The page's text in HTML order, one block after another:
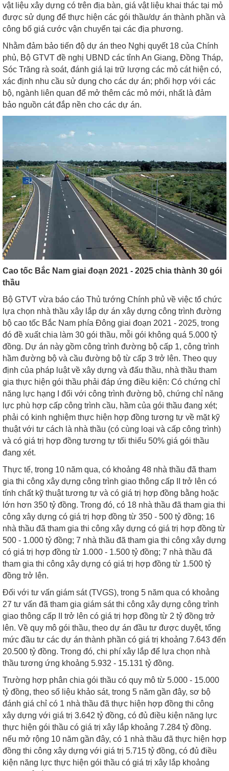
vật liệu xây dựng có trên địa bàn, giá vật liệu khai thác tại mỏ
được sử dụng để thực hiện các gói thầu/dự án thành phần và
công bố giá cước vận chuyển tại các địa phương.
Nhằm đảm bảo tiến độ dự án theo Nghị quyết 18 của Chính
phủ, Bộ GTVT đề nghị UBND các tỉnh An Giang, Đồng Tháp,
Sóc Trăng rà soát, đánh giá lại trữ lượng các mỏ cát hiện có,
xác định nhu cầu sử dụng cho các dự án; phối hợp với các
bộ, ngành liên quan để mở thêm các mỏ mới, nhất là đảm
bảo nguồn cát đắp nền cho các dự án.
Cao tốc Bắc Nam giai đoạn 2021 - 2025 chia thành 30 gói
thầu
Bộ GTVT vừa báo cáo Thủ tướng Chính phủ về việc tổ chức
lựa chọn nhà thầu xây lắp dự án xây dựng công trình đường
bộ cao tốc Bắc Nam phía Đông giai đoạn 2021 - 2025, trong
đó đề xuất chia làm 30 gói thầu, mỗi gói không quá 5.000 tỷ
đồng. Dự án này gồm công trình đường bộ cấp 1, công trình
hầm đường bộ và cầu đường bộ từ cấp 3 trở lên. Theo quy
định của pháp luật về xây dựng và đấu thầu, nhà thầu tham
gia thực hiện gói thầu phải đáp ứng điều kiện: Có chứng chỉ
năng lực hạng I đối với công trình đường bộ, chứng chỉ năng
lực phù hợp cấp công trình cầu, hầm của gói thầu đang xét;
phải có kinh nghiệm thực hiện hợp đồng tương tự về mặt kỹ
thuật với tư cách là nhà thầu (có cùng loại và cấp công trình)
và có giá trị hợp đồng tương tự tối thiểu 50% giá gói thầu
đang xét.
Thực tế, trong 10 năm qua, có khoảng 48 nhà thầu đã tham
gia thi công xây dựng công trình giao thông cấp II trở lên có
tính chất kỹ thuật tương tự và có giá trị hợp đồng bằng hoặc
lớn hơn 350 tỷ đồng. Trong đó, có 18 nhà thầu đã tham gia thi
công xây dựng có giá trị hợp đồng từ 350 - 500 tỷ đồng; 16
nhà thầu đã tham gia thi công xây dựng có giá trị hợp đồng từ
500 - 1.000 tỷ đồng; 7 nhà thầu đã tham gia thi công xây dựng
có giá trị hợp đồng từ 1.000 - 1.500 tỷ đồng; 7 nhà thầu đã
tham gia thi công xây dựng có giá trị hợp đồng từ 1.500 tỷ
đồng trở lên.
Đối với tư vấn giám sát (TVGS), trong 5 năm qua có khoảng
27 tư vấn đã tham gia giám sát thi công xây dựng công trình
giao thông cấp II trở lên có giá trị hợp đồng từ 2 tỷ đồng trở
lên. Về quy mô gói thầu, theo dự án đầu tư được duyệt, tổng
mức đầu tư các dự án thành phần có giá trị khoảng 7.643 đến
20.500 tỷ đồng. Trong đó, chi phí xây lắp để lựa chọn nhà
thầu tương ứng khoảng 5.932 - 15.131 tỷ đồng.
Trường hợp phân chia gói thầu có quy mô từ 5.000 - 15.000
tỷ đồng, theo số liệu khảo sát, trong 5 năm gần đây, sơ bộ
đánh giá chỉ có 1 nhà thầu đã thực hiện hợp đồng thi công
xây dựng với giá trị 3.642 tỷ đồng, có đủ điều kiện năng lực
thực hiện gói thầu có giá trị xây lắp khoảng 7.284 tỷ đồng.
nếu mở rộng 10 năm gần đây, có 1 nhà thầu đã thực hiện hợp
đồng thi công xây dựng với giá trị 5.715 tỷ đồng, có đủ điều
kiện năng lực thực hiện gói thầu có giá trị xây lắp khoảng